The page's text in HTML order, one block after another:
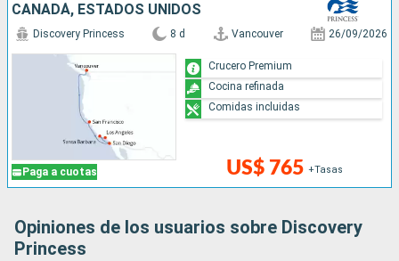
CANADÁ, ESTADOS UNIDOS
Paga a cuotas
Discovery Princess 8 d Vancouver 26/09/2026
US$ 765 +Tasas
Crucero Premium
Cocina refinada
Comidas incluidas
Opiniones de los usuarios sobre Discovery
Princess